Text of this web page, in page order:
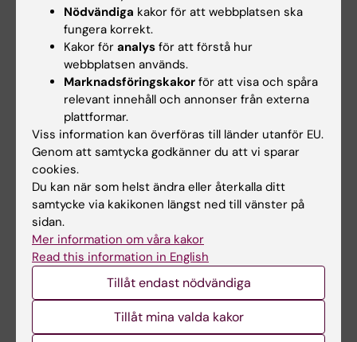
8 sep 2026-8 sep 2026
KIB Talks: Sök
smartare i Cinahl –
Förbättra dina
kunskaper i att söka
vetenskaplig
information
Bibliotekets sökexperter delar
med sig av sina bästa tips för
att söka…
9 sep 2026-9 sep 2026
KIB Talks: iThenticate
– en programvara för
att upptäcka
plagiering
Vi visar hur iThenticate
Nödvändiga kakor för att webbplatsen ska
fungera korrekt.
Kakor för analys för att förstå hur
webbplatsen används.
Marknadsföringskakor för att visa och spåra
relevant innehåll och annonser från externa
plattformar.
Viss information kan överföras till länder utanför EU.
Genom att samtycka godkänner du att vi sparar
cookies.
Du kan när som helst ändra eller återkalla ditt
samtycke via kakikonen längst ned till vänster på
sidan.
Mer information om våra kakor
Read this information in English
Tillåt endast nödvändiga
Tillåt mina valda kakor